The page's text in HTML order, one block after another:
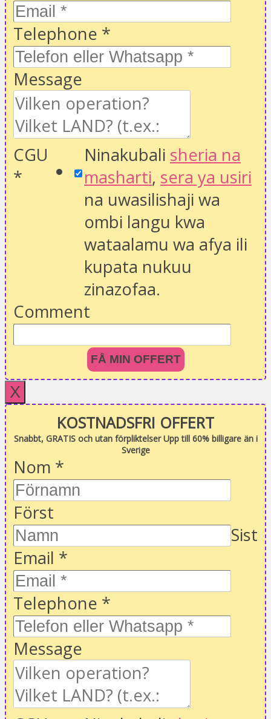
Telephone *
Message
CGU
*
Ninakubali sheria na
masharti, sera ya usiri
na uwasilishaji wa
ombi langu kwa
wataalamu wa afya ili
kupata nukuu
zinazofaa.
Comment
FÅ MIN OFFERT
X
KOSTNADSFRI OFFERT
Snabbt, GRATIS och utan förpliktelser Upp till 60% billigare än i
Sverige
Nom *
Först
Sist
Email *
Telephone *
Message